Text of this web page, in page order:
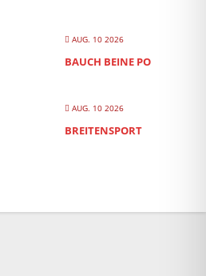
AUG. 10 2026
BAUCH BEINE PO
AUG. 10 2026
BREITENSPORT